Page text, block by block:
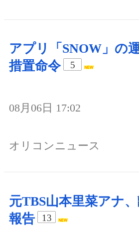
アプリ「SNOW」の
措置命令
5
08月06日 17:02
オリコンニュース
元TBS山本里菜アナ
報告
13